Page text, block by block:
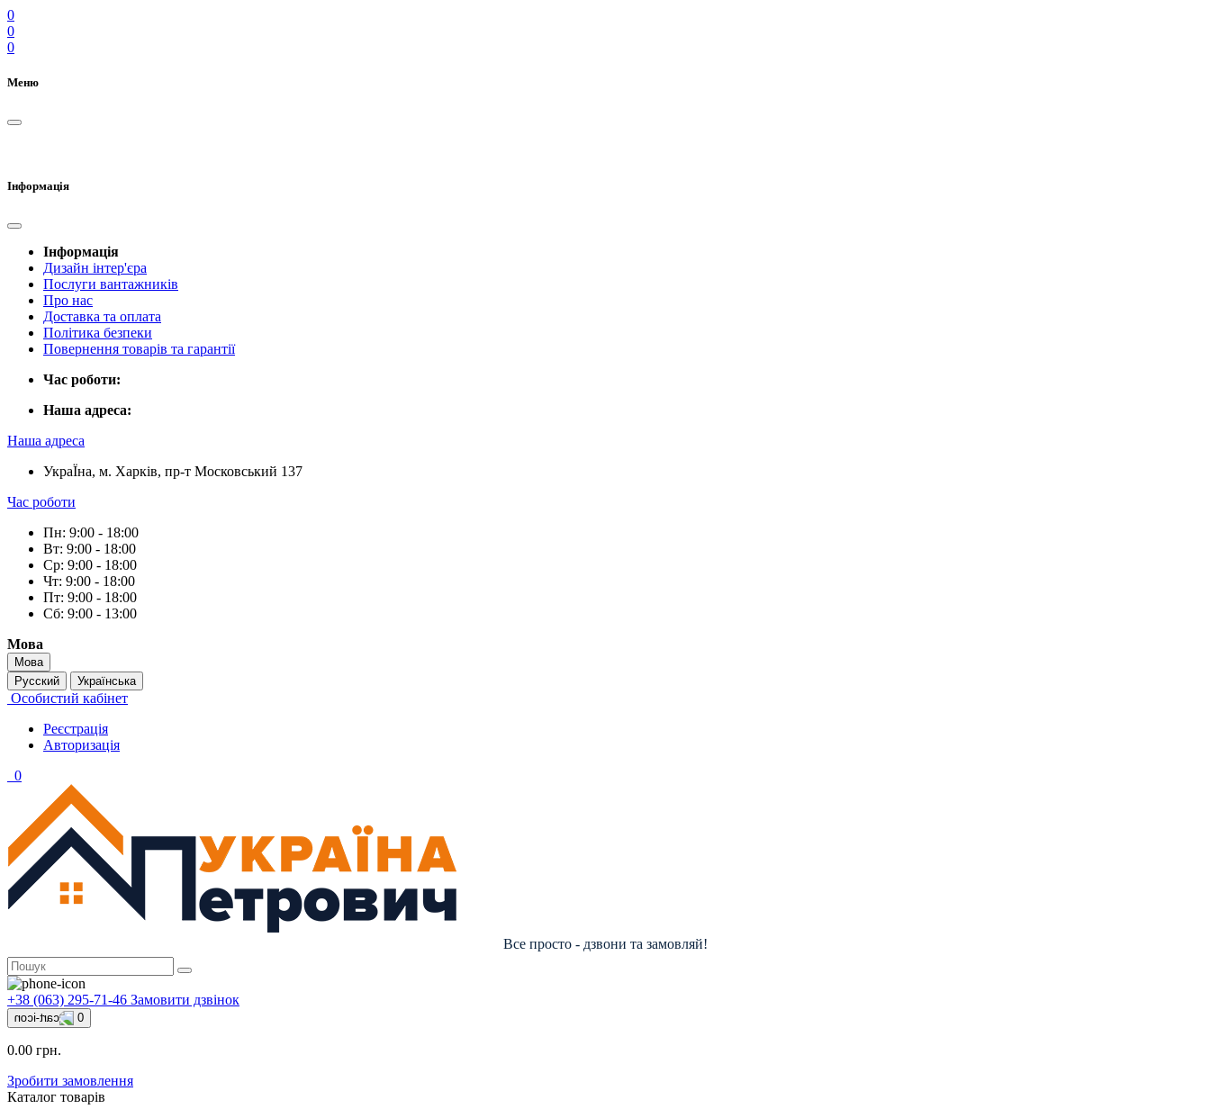
0
0
0
Меню
Інформація
Інформація
Дизайн інтер'єра
Послуги вантажників
Про нас
Доставка та оплата
Політика безпеки
Повернення товарів та гарантії
Час роботи:
Наша адреса:
Наша адреса
УкраЇна, м. Харків, пр-т Московський 137
Час роботи
Пн: 9:00 - 18:00
Вт: 9:00 - 18:00
Ср: 9:00 - 18:00
Чт: 9:00 - 18:00
Пт: 9:00 - 18:00
Сб: 9:00 - 13:00
Мова
Мова
Русский
Українська
Особистий кабінет
Реєстрація
Авторизація
0
Все просто - дзвони та замовляй!
+38 (063) 295-71-46 Замовити дзвінок
0
0.00 грн.
Зробити замовлення
Каталог товарів